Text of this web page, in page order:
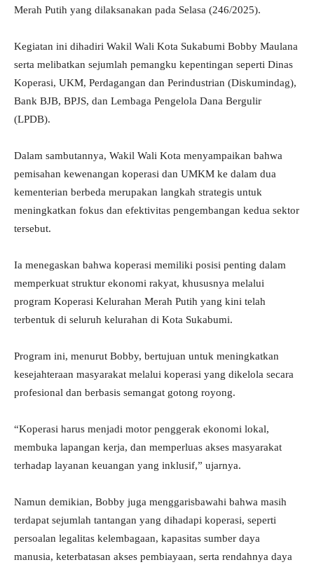
Merah Putih yang dilaksanakan pada Selasa (246/2025).
Kegiatan ini dihadiri Wakil Wali Kota Sukabumi Bobby Maulana
serta melibatkan sejumlah pemangku kepentingan seperti Dinas
Koperasi, UKM, Perdagangan dan Perindustrian (Diskumindag),
Bank BJB, BPJS, dan Lembaga Pengelola Dana Bergulir
(LPDB).
Dalam sambutannya, Wakil Wali Kota menyampaikan bahwa
pemisahan kewenangan koperasi dan UMKM ke dalam dua
kementerian berbeda merupakan langkah strategis untuk
meningkatkan fokus dan efektivitas pengembangan kedua sektor
tersebut.
Ia menegaskan bahwa koperasi memiliki posisi penting dalam
memperkuat struktur ekonomi rakyat, khususnya melalui
program Koperasi Kelurahan Merah Putih yang kini telah
terbentuk di seluruh kelurahan di Kota Sukabumi.
Program ini, menurut Bobby, bertujuan untuk meningkatkan
kesejahteraan masyarakat melalui koperasi yang dikelola secara
profesional dan berbasis semangat gotong royong.
“Koperasi harus menjadi motor penggerak ekonomi lokal,
membuka lapangan kerja, dan memperluas akses masyarakat
terhadap layanan keuangan yang inklusif,” ujarnya.
Namun demikian, Bobby juga menggarisbawahi bahwa masih
terdapat sejumlah tantangan yang dihadapi koperasi, seperti
persoalan legalitas kelembagaan, kapasitas sumber daya
manusia, keterbatasan akses pembiayaan, serta rendahnya daya